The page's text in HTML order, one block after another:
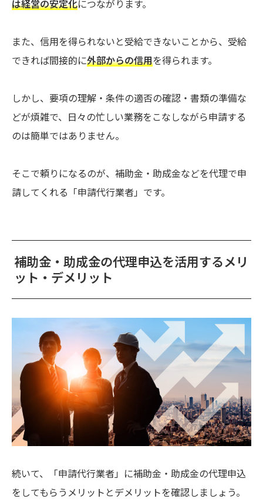
は経営の安定化につながります。
また、信用を得られないと受給できないことから、受給
できれば間接的に外部からの信用を得られます。
しかし、要項の理解・条件の適否の確認・書類の準備な
どが煩雑で、日々の忙しい業務をこなしながら申請する
のは簡単ではありません。
そこで頼りになるのが、補助金・助成金などを代理で申
請してくれる「申請代行業者」です。
補助金・助成金の代理申込を活用するメリ
ット・デメリット
続いて、「申請代行業者」に補助金・助成金の代理申込
をしてもらうメリットとデメリットを確認しましょう。